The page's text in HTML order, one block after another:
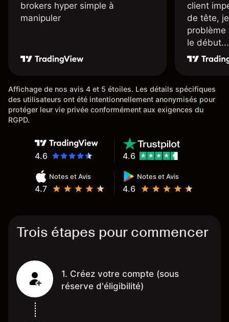
brokers hyper simple à
manipuler
client
de tête,
problème
le début...
Affichage de nos avis 4 et 5 étoiles. Les détails spécifiques
des utilisateurs ont été intentionnellement anonymisés pour
protéger leur vie privée conformément aux exigences du
RGPD.
4.6
Notes et Avis
4.7
Notes et Avis
4.6
4.6
Trois étapes pour commencer
1. Créez votre compte (sous
réserve d'éligibilité)